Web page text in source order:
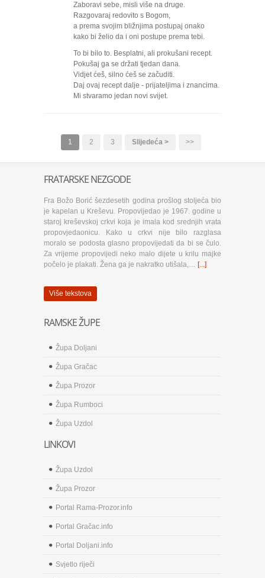
Zaboravi sebe, misli više na druge.
Razgovaraj redovito s Bogom,
a prema svojim bližnjima postupaj onako
kako bi želio da i oni postupe prema tebi.
To bi bilo to. Besplatni, ali prokušani recept.
Pokušaj ga se držati tjedan dana.
Vidjet ćeš, silno ćeš se začuditi.
Daj ovaj recept dalje - prijateljima i znancima.
Mi stvaramo jedan novi svijet.
1 2 3 Slijedeća > >>
FRATARSKE NEZGODE
Fra Božo Borić šezdesetih godina prošlog stoljeća bio
je kapelan u Kreševu. Propovijedao je 1967. godine u
staroj kreševskoj crkvi koja je imala kod srednjih vrata
propovjedaonicu. Kako u crkvi nije bilo razglasa
moralo se podosta glasno propovijedati da bi se čulo.
Za vrijeme propovijedi neko malo dijete u krilu majke
počelo je plakati. Žena ga je nakratko utišala,… [...]
Više tekstova
RAMSKE ŽUPE
Župa Doljani
Župa Gračac
Župa Prozor
Župa Rumboci
Župa Uzdol
LINKOVI
Župa Uzdol
Župa Prozor
Portal Rama-Prozor.info
Portal Gračac.info
Portal Doljani.info
Svjetlo riječi